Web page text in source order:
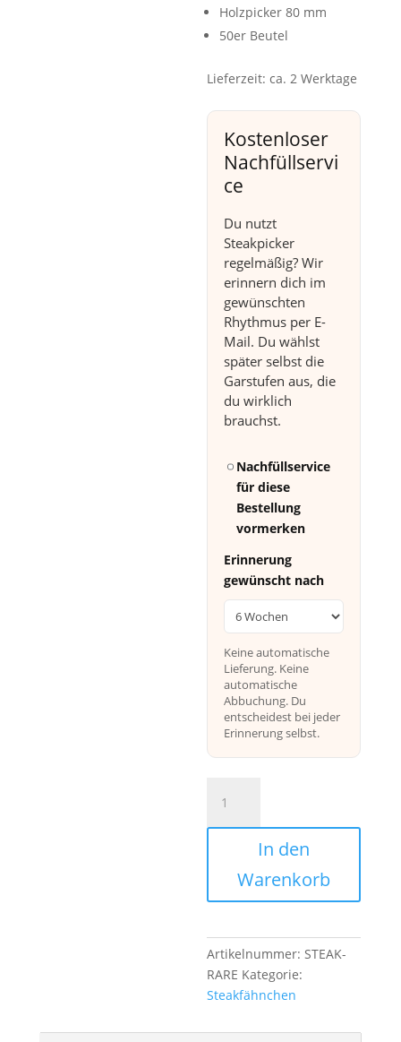
Holzpicker 80 mm
50er Beutel
Lieferzeit:ca. 2 Werktage
Kostenloser
Nachfüllservi
ce
Du nutzt
Steakpicker
regelmäßig? Wir
erinnern dich im
gewünschten
Rhythmus per E-
Mail. Du wählst
später selbst die
Garstufen aus, die
du wirklich
brauchst.
Nachfüllservice
für diese
Bestellung
vormerken
Erinnerung
gewünscht nach
Keine automatische
Lieferung. Keine
automatische
Abbuchung. Du
entscheidest bei jeder
Erinnerung selbst.
Rare
Menge
In den
Warenkorb
Artikelnummer:STEAK-
RARE Kategorie:
Steakfähnchen